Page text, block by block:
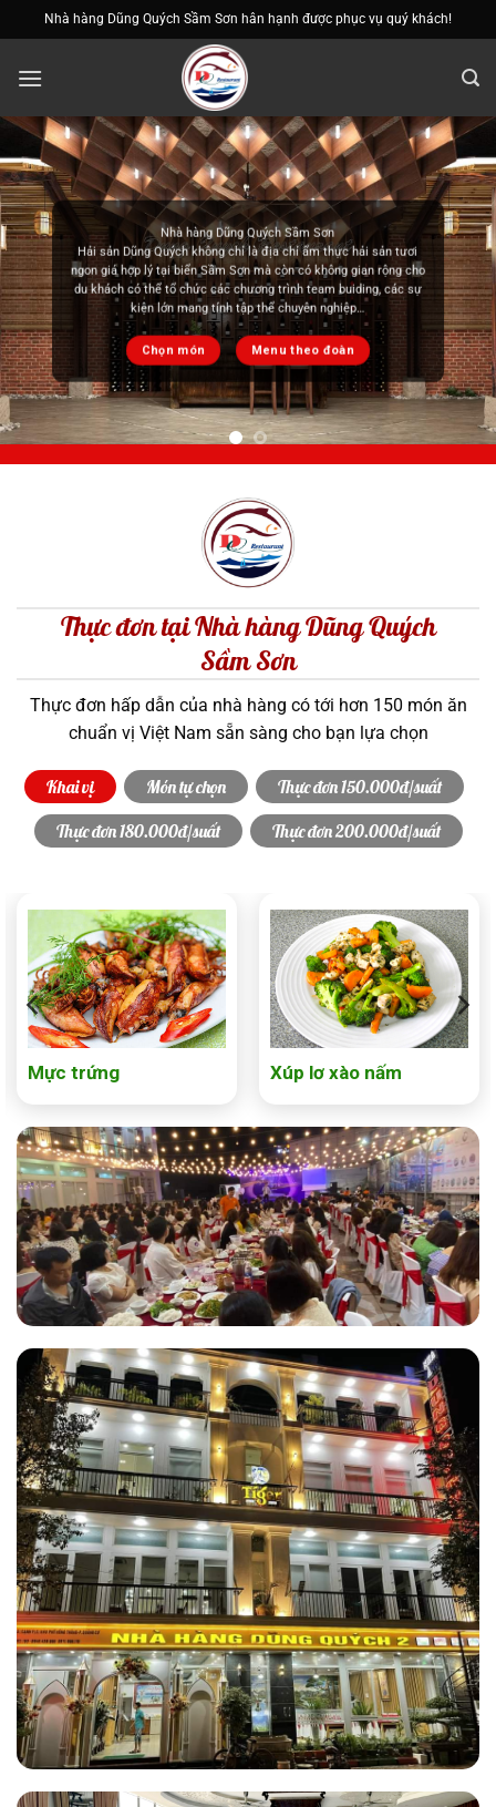
qua
nội
Nhà hàng Dũng Quých Sầm Sơn hân hạnh được phục vụ quý khách!
Ẩm thực việt nam
Không gì tuyệt vời bằng thưởng thức ẩm thực Việt Nam cùng gia
đình và người thân. Chúng tôi cung cấp các món lẩu chuẩn vị ẩm
thực Việt Nam mang đến cảm giác quen thuộc nhưng cực kỳ đặc
sắc cho bạn thưởng thức
Chọn món Menu theo đoàn
Thực đơn tại Nhà hàng Dũng Quých
Sầm Sơn
Thực đơn hấp dẫn của nhà hàng có tới hơn 150 món ăn
chuẩn vị Việt Nam sẵn sàng cho bạn lựa chọn
Khai vị Món tự chọn
Thực đơn 150.000đ/suất
Thực đơn 180.000đ/suất
Thực đơn 200.000đ/suất
Mực trứng Xúp lơ xào nấm